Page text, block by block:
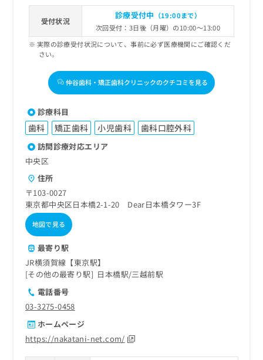
受付状況
診療受付中 （19:00まで）
次回受付：3日後（月曜）の10:00～13:00
実際の診療受付状況について、事前に必ず医療機関にご確認くだ
さい。
仲谷歯科・矯正歯科クリニックのクチコミを見る
診療科目
歯科 矯正歯科 小児歯科 歯科口腔外科
訪問診療対応エリア
中央区
住所
〒103-0027
東京都中央区日本橋2-1-20 Dear日本橋タワー3F
地図で見る
最寄り駅
JR横須賀線【東京駅】
その他の最寄り駅
日本橋駅 三越前駅
電話番号
03-3275-0458
ホームページ
https://nakatani-net.com/